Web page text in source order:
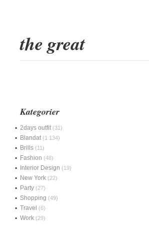
the great
Kategorier
2days outfit (31)
Blandat (1 134)
Brills (11)
Fashion (48)
Interior Design (19)
New York (22)
Party (27)
Shopping (49)
Travel (6)
Work (29)